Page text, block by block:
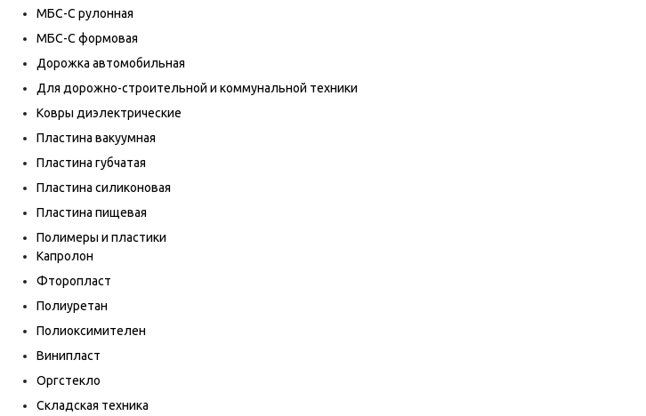
МБС-С рулонная
МБС-С формовая
Дорожка автомобильная
Для дорожно-строительной и коммунальной техники
Ковры диэлектрические
Пластина вакуумная
Пластина губчатая
Пластина силиконовая
Пластина пищевая
Полимеры и пластики
Капролон
Фторопласт
Полиуретан
Полиоксимителен
Винипласт
Оргстекло
Складская техника